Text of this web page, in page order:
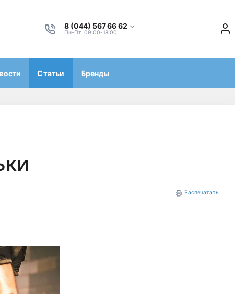
8 (044) 567 66 62
Пн-Пт: 09:00-18:00
Статьи Бренды
Распечатать